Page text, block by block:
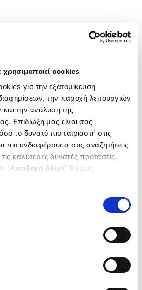
χρησιμοποιεί cookies
για την εξατομίκευση
την παροχή λειτουργιών
την ανάλυση της
Επιδίωξη μας είναι σας
το δυνατό πιο ταιριαστή στις
πιο ενδιαφέρουσα στις αναζητήσεις
καλύτερες δυνατές προτάσεις.
Αποδοχή όλων’’ θα μας
επιλέξετε από τα παρακάτω με την
΄΄και να ενημερωθείτε σχετικά με